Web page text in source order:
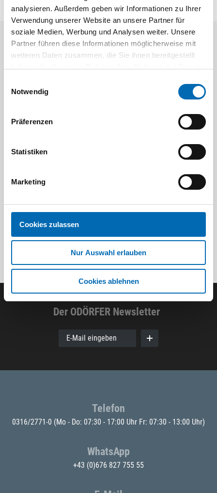
analysieren. Außerdem geben wir Informationen zu Ihrer
Verwendung unserer Website an unsere Partner für
soziale Medien, Werbung und Analysen weiter. Unsere
Partner führen diese Informationen möglicherweise mit
weiteren Daten zusammen, die Sie ihnen bereitgestellt
Notwendig
Präferenzen
Statistiken
Marketing
Cookies zulassen
Nur Auswahl erlauben
Cookies ablehnen
Aktuelle Angebote
SELFCLEAN Filtersack SC FIS-CT Bit-
Artikel-Nr.
Der ODÖRFER Newsletter
E-Mail eingeben
Telefon
0316/2771-0 (Mo - Do: 07:30 - 17:00 Uhr Fr: 07:30 - 13:00 Uhr)
WhatsApp
+43 (0)676 827 755 55